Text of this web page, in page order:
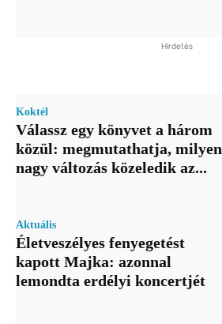
Hirdetés
Koktél
Válassz egy könyvet a három
közül: megmutathatja, milyen
nagy változás közeledik az...
Aktuális
Életveszélyes fenyegetést
kapott Majka: azonnal
lemondta erdélyi koncertjét